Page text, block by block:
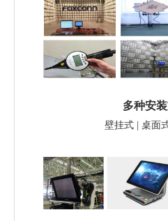
多种安
壁挂式 | 桌面